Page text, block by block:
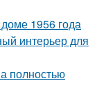
1956 года
интерьер для
полностью